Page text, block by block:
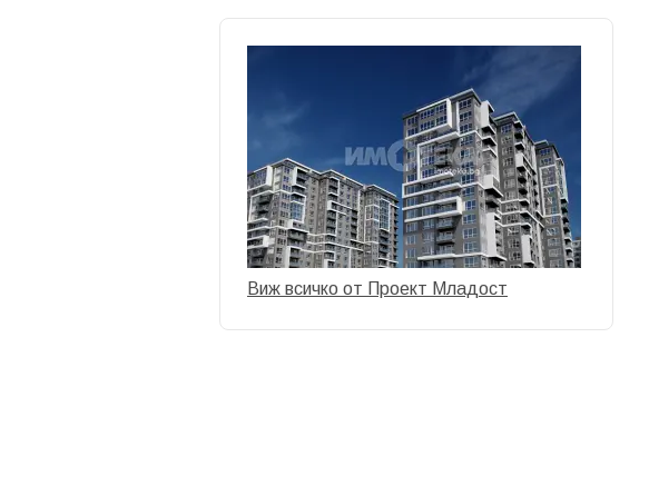
Виж всичко от Проект Младост